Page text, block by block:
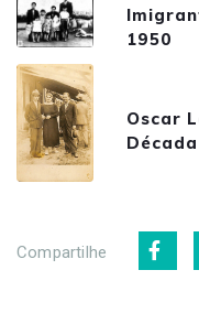
1950
Oscar
Compartilhe